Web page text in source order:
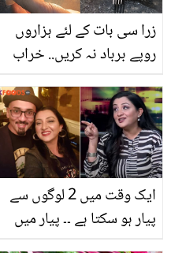
زرا سی بات کے لئے ہزاروں
روپے برباد نہ کریں.. خراب
میں ٹھیک کرنے کی ٹرک
ایک وقت میں 2 لوگوں سے
پیار ہو سکتا ہے ۔۔ پیار میں